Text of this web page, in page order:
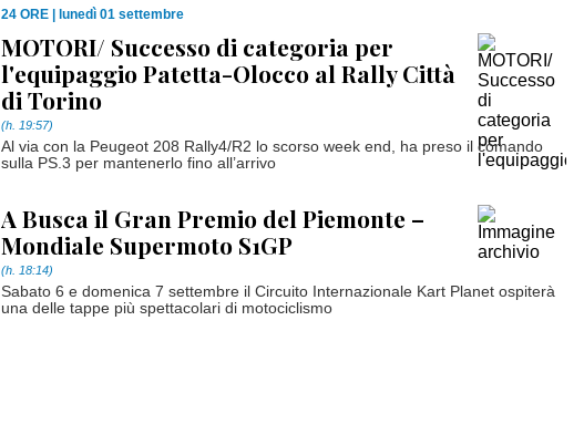
24 ORE lunedì 01 settembre
MOTORI/ Successo di categoria per
l'equipaggio Patetta-Olocco al Rally Città
di Torino
(h. 19:57)
Al via con la Peugeot 208 Rally4/R2 lo scorso week end, ha preso il comando
sulla PS.3 per mantenerlo fino all’arrivo
A Busca il Gran Premio del Piemonte –
Mondiale Supermoto S1GP
(h. 18:14)
Sabato 6 e domenica 7 settembre il Circuito Internazionale Kart Planet ospiterà
una delle tappe più spettacolari di motociclismo